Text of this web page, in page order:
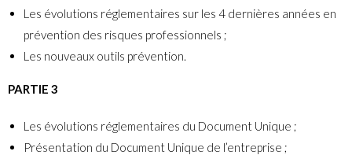
Les évolutions réglementaires sur les 4 dernières années en
prévention des risques professionnels ;
Les nouveaux outils prévention.
PARTIE 3
Les évolutions réglementaires du Document Unique ;
Présentation du Document Unique de l’entreprise ;